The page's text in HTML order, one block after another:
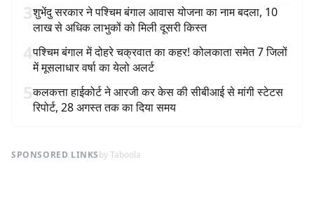
3शुभेंदु सरकार ने पश्चिम बंगाल आवास योजना का नाम बदला, 10
लाख से अधिक लाभुकों को मिली दूसरी किस्त
4पश्चिम बंगाल में दोहरे चक्रवात का कहर! कोलकाता समेत 7 जिलों
में मूसलाधार वर्षा का येलो अलर्ट
5कलकत्ता हाईकोर्ट ने आरजी कर केस की सीबीआई से मांगी स्टेटस
रिपोर्ट, 28 अगस्त तक का दिया समय
SPONSORED LINKSby Taboola